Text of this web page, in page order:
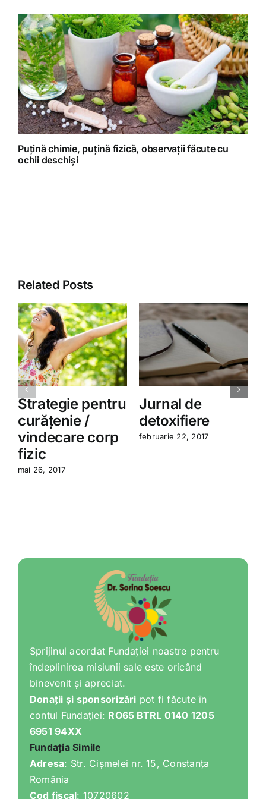
Puțină chimie, puțină fizică, observații făcute cu
ochii deschiși
Related Posts
Strategie pentru
curățenie /
vindecare corp
fizic
mai 26, 2017
Jurnal de
detoxifiere
februarie 22, 2017
Sprijinul acordat Fundației noastre pentru
îndeplinirea misiunii sale este oricând
binevenit și apreciat.
Donații și sponsorizări pot fi făcute în
contul Fundației: RO65 BTRL 0140 1205
6951 94XX
Fundația Simile
Adresa: Str. Cișmelei nr. 15, Constanța
România
Cod fiscal: 10720602